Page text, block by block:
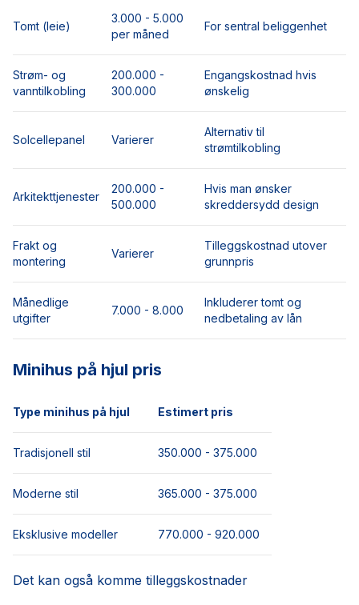
Tomt (leie)
3.000 - 5.000
per måned
For sentral beliggenhet
Strøm- og
vanntilkobling
200.000 -
300.000
Engangskostnad hvis
ønskelig
Solcellepanel Varierer
Alternativ til
strømtilkobling
Arkitekttjenester
200.000 -
500.000
Hvis man ønsker
skreddersydd design
Frakt og
montering
Varierer
Tilleggskostnad utover
grunnpris
Månedlige
utgifter
7.000 - 8.000
Inkluderer tomt og
nedbetaling av lån
Minihus på hjul pris
Type minihus på hjul Estimert pris
Tradisjonell stil 350.000 - 375.000
Moderne stil 365.000 - 375.000
Eksklusive modeller 770.000 - 920.000
Det kan også komme tilleggskostnader